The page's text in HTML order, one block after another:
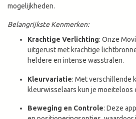
mogelijkheden.
Belangrijkste Kenmerken:
Krachtige Verlichting: Onze
uitgerust met krachtige
heldere en intense wasstralen.
Kleurvariatie: Met verschillende
kleurwisselaars kun je moeiteloos
Beweging en Controle: Deze